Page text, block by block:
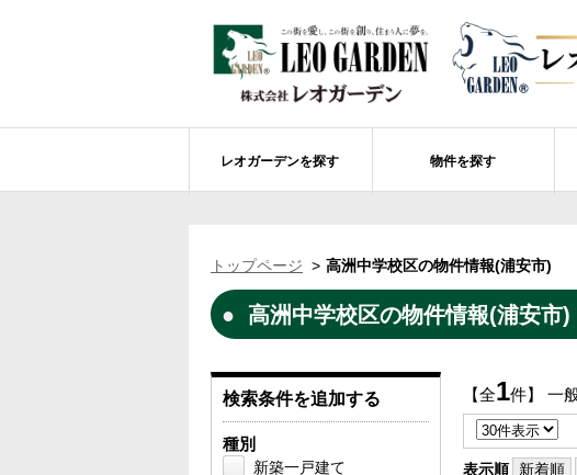
レオガーデンを探す
成田市のレオガーデン
レオガーデン新現場 造成工事のお知らせ
レオガーデン新船橋 紫吹の街Ⅱ
レオガーデン船橋法典 朝陽の街〔第1期〕
物件を探す
市川市エリアの物件情報
土地を探す
市川市の学区から探す
総武線沿線の未公開物件情報について
レオ・グローブ カリフォルニア
モデルハウス
太陽光発電システム
住宅ローンのポイント
売却物件大募集
トップページ 高洲中学校区の物件情報(浦安市)
高洲中学校区の物件情報(浦安市)
【全1件】 一
表示順 新着順
検索条件を追加する
種別
新築一戸建て